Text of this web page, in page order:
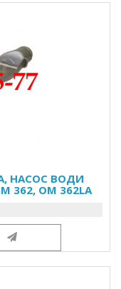
НАСОС ВОДИ
362, OM 362LA